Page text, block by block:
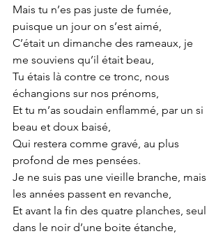
Mais tu n’es pas juste de fumée,
puisque un jour on s’est aimé,
C’était un dimanche des rameaux, je
me souviens qu’il était beau,
Tu étais là contre ce tronc, nous
échangions sur nos prénoms,
Et tu m’as soudain enflammé, par un si
beau et doux baisé,
Qui restera comme gravé, au plus
profond de mes pensées.
Je ne suis pas une vieille branche, mais
les années passent en revanche,
Et avant la fin des quatre planches, seul
dans le noir d’une boite étanche,